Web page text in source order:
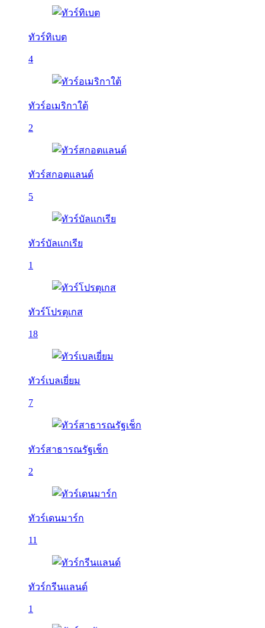
ทัวร์ทิเบต
4
ทัวร์อเมริกาใต้
2
ทัวร์สกอตแลนด์
5
ทัวร์บัลเเกเรีย
1
ทัวร์โปรตุเกส
18
ทัวร์เบลเยี่ยม
7
ทัวร์สาธารณรัฐเช็ก
2
ทัวร์เดนมาร์ก
11
ทัวร์กรีนแลนด์
1